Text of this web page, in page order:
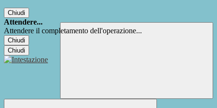
Chiudi
Attendere...
Attendere il completamento dell'operazione...
Chiudi
Chiudi